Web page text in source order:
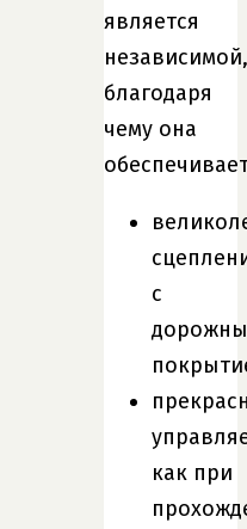
является
независимой,
благодаря
чему она
с
как при